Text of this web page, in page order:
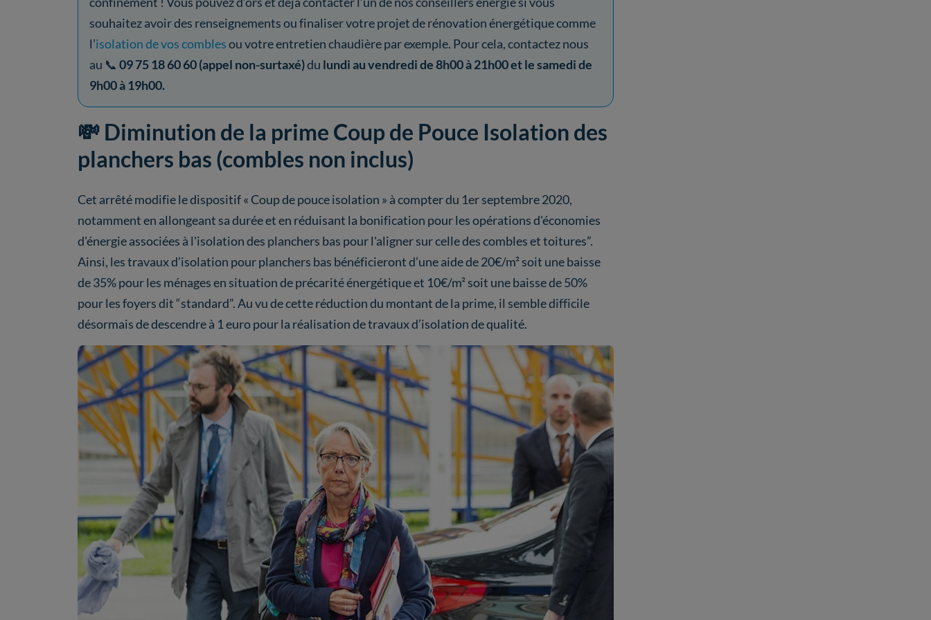
souhaitez avoir des renseignements ou finaliser votre projet de rénovation énergétique comme
l’isolation de vos comblesou votre entretien chaudière par exemple. Pour cela, contactez nous
au 📞 09 75 18 60 60 (appel non-surtaxé)du lundi au vendredi de 8h00 à 21h00 et le samedi de
9h00 à 19h00.
💸 Diminution de la prime Coup de Pouce Isolation des
planchers bas (combles non inclus)
Cet arrêté modifie le dispositif « Coup de pouce isolation » à compter du 1er septembre 2020,
notamment en allongeant sa durée et en réduisant la bonification pour les opérations d'économies
d'énergie associées à l'isolation des planchers bas pour l'aligner sur celle des combles et toitures”.
Ainsi, les travaux d’isolation pour planchers bas bénéficieront d’une aide de 20€/m² soit une baisse
de 35% pour les ménages en situation de précarité énergétique et 10€/m² soit une baisse de 50%
pour les foyers dit “standard”. Au vu de cette réduction du montant de la prime, il semble difficile
désormais de descendre à 1 euro pour la réalisation de travaux d’isolation de qualité.